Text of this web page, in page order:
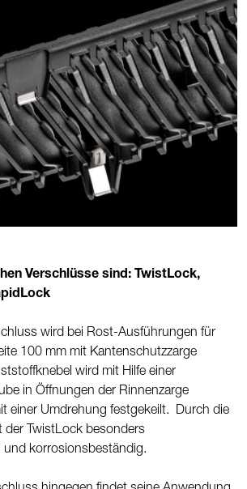
Verschlüsse sind: TwistLock,
wird bei Rost-Ausführungen für
100 mm mit Kantenschutzzarge
wird mit Hilfe einer
in Öffnungen der Rinnenzarge
einer Umdrehung festgekeilt. Durch die
der TwistLock besonders
korrosionsbeständig.